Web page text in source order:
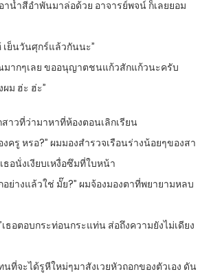
าน้ำสีอำพันมาล่อด้วย อาจารย์พจน์ ก็เลยยอม
เย็นวันศุกร์แล้วกันนะ”
ากๆเลย ขออนุญาตชนแก้วสักแก้วนะครับ
ม ฮ่ะ ฮ่ะ”
สาวที่ว่ามาหาที่ห้องตอนเลิกเรียน
ครู หรอ?” ผมมองสำรวจเรือนร่างน้อยๆของสา
ธอนั่งเงียบเหงื่อซึมที่ใบหน้า
อย่างแล้วใช่ มั๊ย?” ผมจ้องมองตาที่พยายามหลบ
เธอตอบกระท่อนกระแท่น ส่อถึงความยังไม่เดียง
ที่จะได้รูหีใหม่ๆมาสังเวยหัวถอกของตัวเอง ดัน